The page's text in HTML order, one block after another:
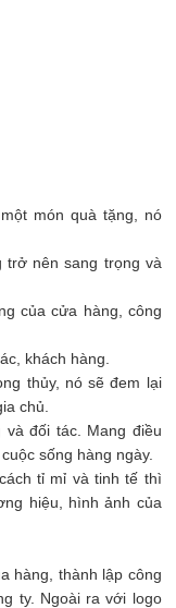
món quà tặng, nó
trở nên sang trọng và
của cửa hàng, công
khách hàng.
thủy, nó sẽ đem lại
chủ.
đối tác. Mang điều
sống hàng ngày.
tỉ mỉ và tinh tế thì
hiệu, hình ảnh của
hàng, thành lập công
ty. Ngoài ra với logo